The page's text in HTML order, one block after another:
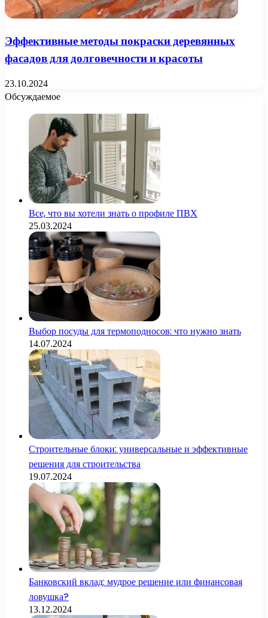
Эффективные методы покраски деревянных
фасадов для долговечности и красоты
23.10.2024
Обсуждаемое
Все, что вы хотели знать о профиле ПВХ
25.03.2024
Выбор посуды для термоподносов: что нужно знать
14.07.2024
Строительные блоки: универсальные и эффективные
решения для строительства
19.07.2024
Банковский вклад: мудрое решение или финансовая
ловушка?
13.12.2024